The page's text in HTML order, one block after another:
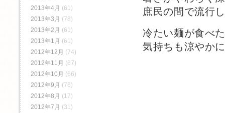
庶民の間で流行
冷たい麺が食べ
気持ちも涼やか
2013年4月 (61)
2013年3月 (78)
2013年2月 (61)
2013年1月 (61)
2012年12月 (74)
2012年11月 (67)
2012年10月 (66)
2012年9月 (76)
2012年8月 (17)
2012年7月 (31)